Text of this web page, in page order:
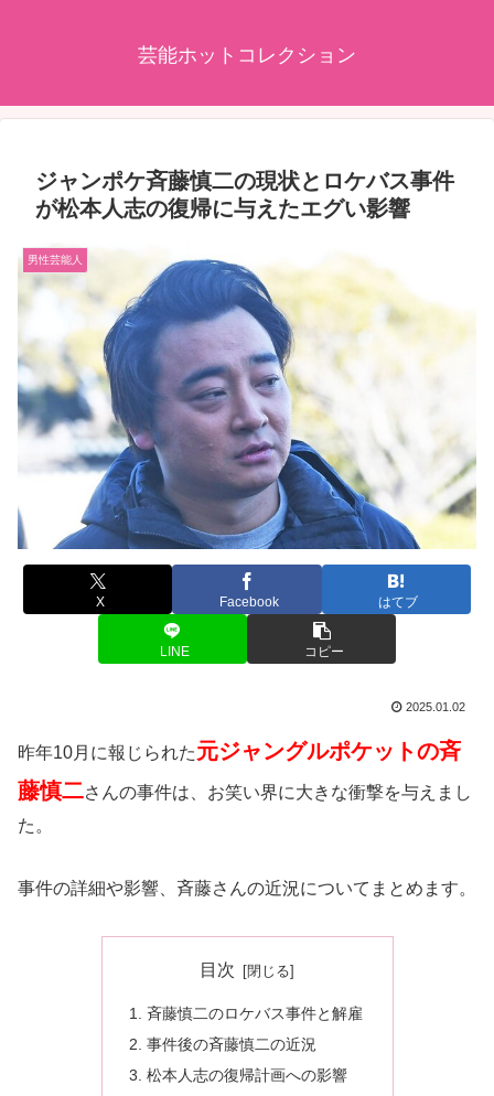
芸能ホットコレクション
ジャンポケ斉藤慎二の現状とロケバス事件
が松本人志の復帰に与えたエグい影響
男性芸能人
X Facebook はてブ
LINE コピー
2025.01.02
昨年10月に報じられた元ジャングルポケットの斉
藤慎二さんの事件は、お笑い界に大きな衝撃を与えまし
た。
事件の詳細や影響、斉藤さんの近況についてまとめます。
目次
斉藤慎二のロケバス事件と解雇
事件後の斉藤慎二の近況
松本人志の復帰計画への影響